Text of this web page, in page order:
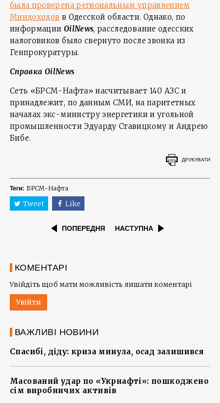
была проверена региональным управлением
Миндоходов в Одесской области. Однако, по
информации OilNews, расследование одесских
налоговиков было свернуто после звонка из
Генпрокуратуры.
Справка OilNews
Сеть «БРСМ-Нафта» насчитывает 140 АЗС и
принадлежит, по данным СМИ, на паритетных
началах экс-министру энергетики и угольной
промышленности Эдуарду Ставицкому и Андрею
Бибе.
ДРУКУВАТИ
Теги: БРСМ-Нафта
Tweet Like
ПОПЕРЕДНЯ НАСТУПНА
КОМЕНТАРІ
Увійдіть щоб мати можливість лишати коментарі
Увійти
ВАЖЛИВІ НОВИНИ
Спасибі, діду: криза минула, осад залишився
Масований удар по «Укрнафті»: пошкоджено
сім виробничих активів